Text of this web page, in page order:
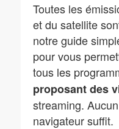
Toutes les
et du satellite
notre guide
pour vous
tous les
proposant des
streaming.
navigateur suffit.